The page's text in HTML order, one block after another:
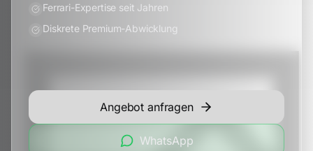
Ferrari-Expertise seit Jahren
Diskrete Premium-Abwicklung
Angebot anfragen
WhatsApp